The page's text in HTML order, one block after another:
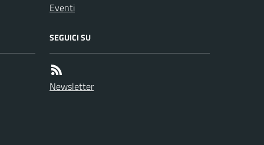
Eventi
SEGUICI SU
Newsletter